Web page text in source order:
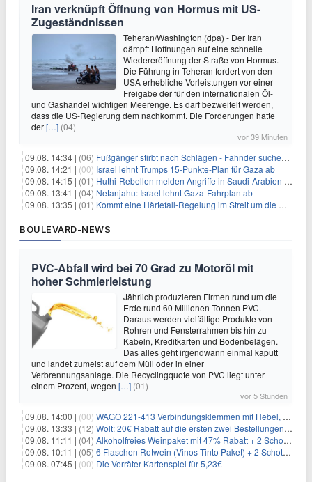
Iran verknüpft Öffnung von Hormus mit US-
Zugeständnissen
Teheran/Washington (dpa) - Der Iran
dämpft Hoffnungen auf eine schnelle
Wiedereröffnung der Straße von Hormus.
Die Führung in Teheran fordert von den
USA erhebliche Vorleistungen vor einer
Freigabe der für den internationalen Öl-
und Gashandel wichtigen Meerenge. Es darf bezweifelt werden,
dass die US-Regierung dem nachkommt. Die Forderungen hatte
der[…] (04)
vor 39 Minuten
09.08. 14:34 | (06) Fußgänger stirbt nach Schlägen - Fahnder suchen Autofahrer
09.08. 14:21 | (00) Israel lehnt Trumps 15-Punkte-Plan für Gaza ab
09.08. 14:15 | (01) Huthi-Rebellen melden Angriffe in Saudi-Arabien und im Jemen
09.08. 13:41 | (04) Netanjahu: Israel lehnt Gaza-Fahrplan ab
09.08. 13:35 | (01) Kommt eine Härtefall-Regelung im Streit um die Rente mit 63?
BOULEVARD-NEWS
PVC-Abfall wird bei 70 Grad zu Motoröl mit
hoher Schmierleistung
Jährlich produzieren Firmen rund um die
Erde rund 60 Millionen Tonnen PVC.
Daraus werden vielfältige Produkte von
Rohren und Fensterrahmen bis hin zu
Kabeln, Kreditkarten und Bodenbelägen.
Das alles geht irgendwann einmal kaputt
und landet zumeist auf dem Müll oder in einer
Verbrennungsanlage. Die Recyclingquote von PVC liegt unter
einem Prozent, wegen […] (01)
vor 5 Stunden
09.08. 14:00 | (00) WAGO 221-413 Verbindungsklemmen mit Hebel, 50 Stück für 14,99€
09.08. 13:33 | (12) Wolt: 20€ Rabatt auf die ersten zwei Bestellungen für Neukunden
09.08. 11:11 | (04) Alkoholfreies Weinpaket mit 47% Rabatt + 2 Schott Zwiesel Gläser GRATIS für 29,99€
09.08. 10:11 | (05) 6 Flaschen Rotwein (Vinos Tinto Paket) + 2 Schott Zwiesel Gläser für 25,99€ inkl. Versand
09.08. 07:45 | (00) Die Verräter Kartenspiel für 5,23€